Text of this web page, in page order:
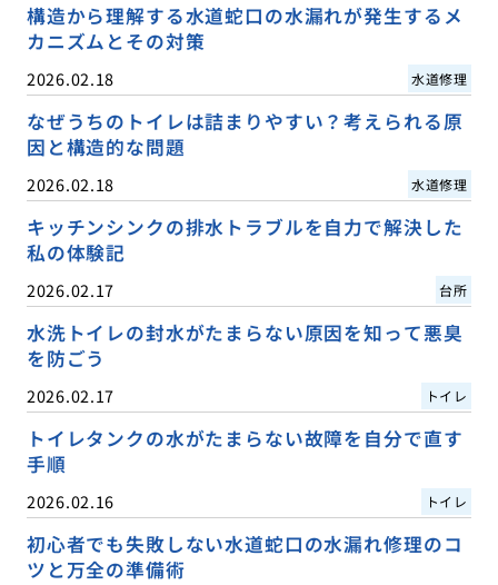
構造から理解する水道蛇口の水漏れが発生するメ
カニズムとその対策
2026.02.18 水道修理
なぜうちのトイレは詰まりやすい？考えられる原
因と構造的な問題
2026.02.18 水道修理
キッチンシンクの排水トラブルを自力で解決した
私の体験記
2026.02.17 台所
水洗トイレの封水がたまらない原因を知って悪臭
を防ごう
2026.02.17 トイレ
トイレタンクの水がたまらない故障を自分で直す
手順
2026.02.16 トイレ
初心者でも失敗しない水道蛇口の水漏れ修理のコ
ツと万全の準備術